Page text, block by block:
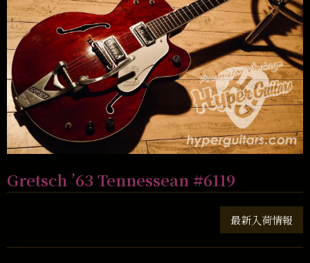
Gretsch ’63 Tennessean #6119
最新入荷情報